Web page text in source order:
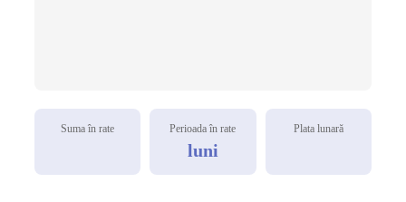
Suma în rate Perioada în rate
luni
Plata lunară